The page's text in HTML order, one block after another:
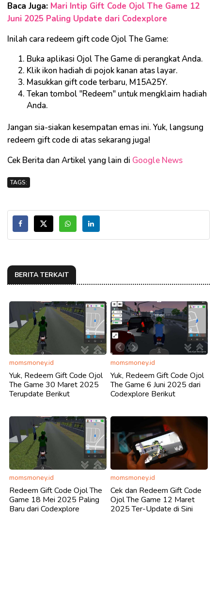
Baca Juga: Mari Intip Gift Code Ojol The Game 12
Juni 2025 Paling Update dari Codexplore
Inilah cara redeem gift code Ojol The Game:
Buka aplikasi Ojol The Game di perangkat Anda.
Klik ikon hadiah di pojok kanan atas layar.
Masukkan gift code terbaru, M15A25Y.
Tekan tombol "Redeem" untuk mengklaim hadiah
Anda.
Jangan sia-siakan kesempatan emas ini. Yuk, langsung
redeem gift code di atas sekarang juga!
Cek Berita dan Artikel yang lain di Google News
TAGS:
BERITA TERKAIT
momsmoney.id
Yuk, Redeem Gift Code Ojol
The Game 30 Maret 2025
Terupdate Berikut
momsmoney.id
Yuk, Redeem Gift Code Ojol
The Game 6 Juni 2025 dari
Codexplore Berikut
momsmoney.id
Redeem Gift Code Ojol The
Game 18 Mei 2025 Paling
Baru dari Codexplore
momsmoney.id
Cek dan Redeem Gift Code
Ojol The Game 12 Maret
2025 Ter-Update di Sini